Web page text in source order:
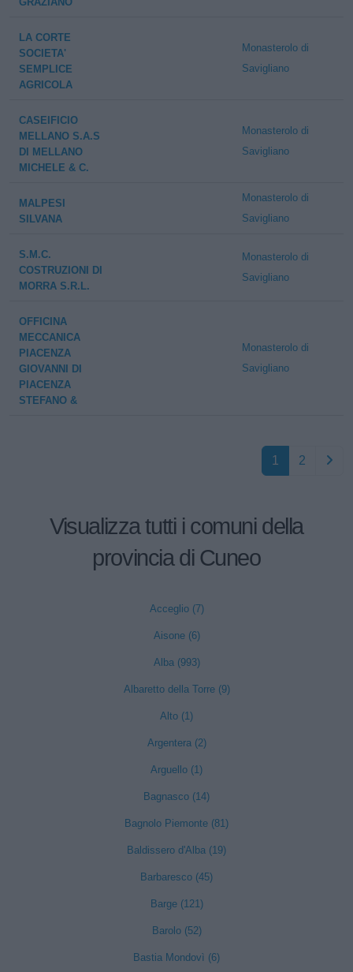
LA CORTE
SOCIETA'
SEMPLICE
AGRICOLA
Monasterolo di
Savigliano
CASEIFICIO
MELLANO S.A.S
DI MELLANO
MICHELE & C.
Monasterolo di
Savigliano
MALPESI
SILVANA
Monasterolo di
Savigliano
S.M.C.
COSTRUZIONI DI
MORRA S.R.L.
Monasterolo di
Savigliano
OFFICINA
MECCANICA
PIACENZA
GIOVANNI DI
PIACENZA
STEFANO &
Monasterolo di
Savigliano
1 2
Visualizza tutti i comuni della
provincia di Cuneo
Acceglio (7)
Aisone (6)
Alba (993)
Albaretto della Torre (9)
Alto (1)
Argentera (2)
Arguello (1)
Bagnasco (14)
Bagnolo Piemonte (81)
Baldissero d'Alba (19)
Barbaresco (45)
Barge (121)
Barolo (52)
Bastia Mondovì (6)